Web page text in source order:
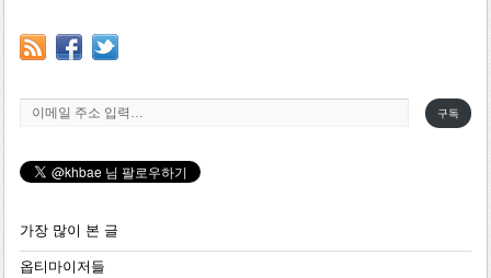
이메일 주소 입력…
구독
가장 많이 본 글
옵티마이저들